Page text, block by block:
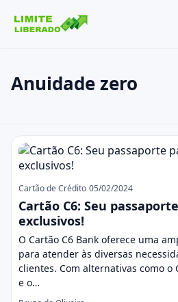
Investimentos
Legal
Pressione Enter para buscar ou
Anuidade zero
Anuidade zero
Cartão de Crédito 05/02/2024
Cartão C6: Seu
exclusivos!
O Cartão C6 Bank oferece uma
para atender às diversas
clientes. Com alternativas como o
e o…